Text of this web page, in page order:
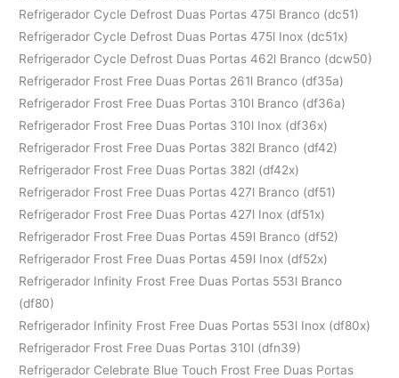
Refrigerador Cycle Defrost Duas Portas 475l Branco (dc51)
Refrigerador Cycle Defrost Duas Portas 475l Inox (dc51x)
Refrigerador Cycle Defrost Duas Portas 462l Branco (dcw50)
Refrigerador Frost Free Duas Portas 261l Branco (df35a)
Refrigerador Frost Free Duas Portas 310l Branco (df36a)
Refrigerador Frost Free Duas Portas 310l Inox (df36x)
Refrigerador Frost Free Duas Portas 382l Branco (df42)
Refrigerador Frost Free Duas Portas 382l (df42x)
Refrigerador Frost Free Duas Portas 427l Branco (df51)
Refrigerador Frost Free Duas Portas 427l Inox (df51x)
Refrigerador Frost Free Duas Portas 459l Branco (df52)
Refrigerador Frost Free Duas Portas 459l Inox (df52x)
Refrigerador Infinity Frost Free Duas Portas 553l Branco
(df80)
Refrigerador Infinity Frost Free Duas Portas 553l Inox (df80x)
Refrigerador Frost Free Duas Portas 310l (dfn39)
Refrigerador Celebrate Blue Touch Frost Free Duas Portas